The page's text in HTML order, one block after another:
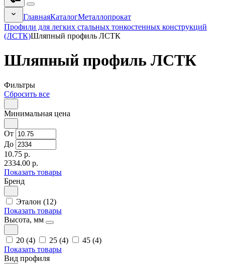
ГлавнаяКаталогМеталлопрокат
Профили для легких стальных тонкостенных конструкций
(ЛСТК)Шляпный профиль ЛСТК
Шляпный профиль ЛСТК
Фильтры
Сбросить все
Минимальная цена
От
До
10.75 р.
2334.00 р.
Показать товары
Бренд
Эталон (12)
Показать товары
Высота, мм
20 (4) 25 (4)
45 (4)
Показать товары
Вид профиля